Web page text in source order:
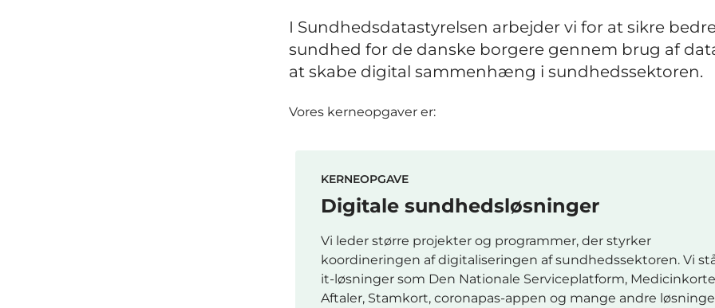
I Sundhedsdatastyrelsen arbejder vi for at sikre
sundhed for de danske borgere gennem brug af
at skabe digital sammenhæng i sundhedssektoren.
Vores kerneopgaver er:
KERNEOPGAVE
Digitale sundhedsløsninger
Vi leder større projekter og programmer, der styrker
koordineringen af digitaliseringen af sundhedssektoren. Vi
it-løsninger som Den Nationale Serviceplatform,
Aftaler, Stamkort, coronapas-appen og mange andre